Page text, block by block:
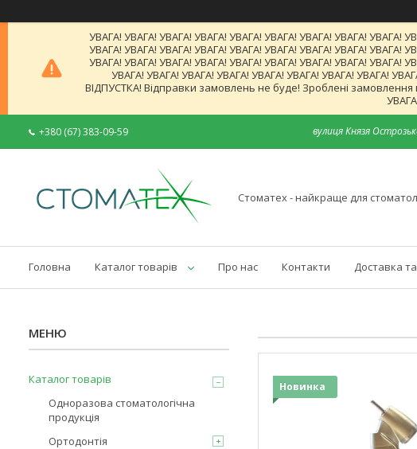
УВАГА! УВАГА! УВАГА! УВАГА! УВАГА! УВАГА! УВАГА! УВАГА! УВАГА!
УВАГА! УВАГА! УВАГА! УВАГА! УВАГА! УВАГА! УВАГА! УВАГА! УВАГА!
УВАГА! УВАГА! УВАГА! УВАГА! УВАГА! УВАГА! УВАГА! УВАГА! УВАГА!
УВАГА! УВАГА! УВАГА! УВАГА! УВАГА! УВАГА! УВАГА! УВАГА!
ВІДПУСТКА! Відправки замовлень не буде! Зроблені замовлення
+380 (67) 383-09-59 вулиця Князя
Стоматех - найкраще для
Головна Каталог товарів Про нас Контакти Доставка
Новинка
Каталог товарів
Одноразова стоматологічна
продукція
Ортодонтія